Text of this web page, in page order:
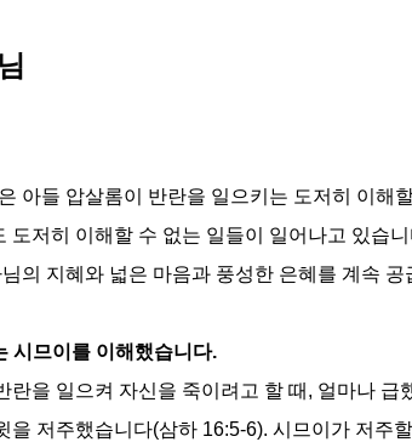
아들 압살롬이 반란을 일으키는 도저히 이
도저히 이해할 수 없는 일들이 일어나고 있습
의 지혜와 넓은 마음과 풍성한 은혜를 계속 공
시므이를 이해했습니다.
란을 일으켜 자신을 죽이려고 할 때 , 얼마나 급
을 저주했습니다(삼하 16:5-6). 시므이가 저주